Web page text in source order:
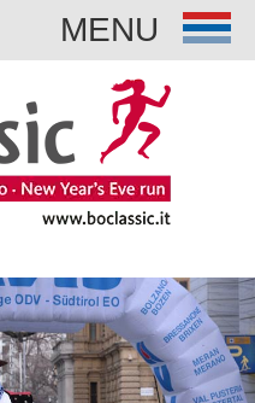
MENU